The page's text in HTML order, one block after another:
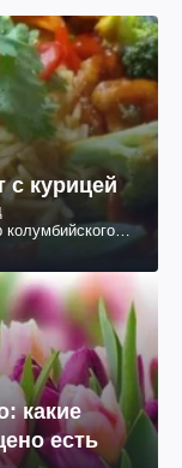
с курицей
какие
есть